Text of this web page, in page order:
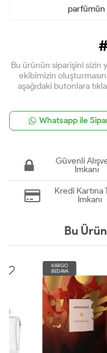
parfümün
Bu ürünün siparişini
ekibimizin
aşağıdaki butonlara
Whatsapp ile
Güvenli
İmkanı
Kredi Kartına
İmkanı
Bu